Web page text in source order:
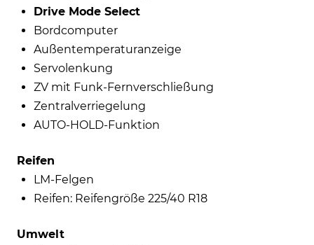
Drive Mode Select
Bordcomputer
Außentemperaturanzeige
Servolenkung
ZV mit Funk-Fernverschließung
Zentralverriegelung
AUTO-HOLD-Funktion
Reifen
LM-Felgen
Reifen: Reifengröße 225/40 R18
Umwelt